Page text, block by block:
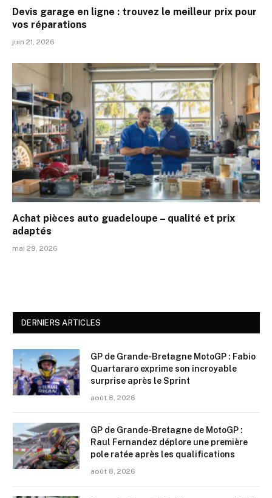
Devis garage en ligne : trouvez le meilleur prix pour
vos réparations
juin 21, 2026
Achat pièces auto guadeloupe – qualité et prix
adaptés
mai 29, 2026
DERNIERS ARTICLES
GP de Grande-Bretagne MotoGP : Fabio
Quartararo exprime son incroyable
surprise après le Sprint
août 8, 2026
GP de Grande-Bretagne de MotoGP :
Raul Fernandez déplore une première
pole ratée après les qualifications
août 8, 2026